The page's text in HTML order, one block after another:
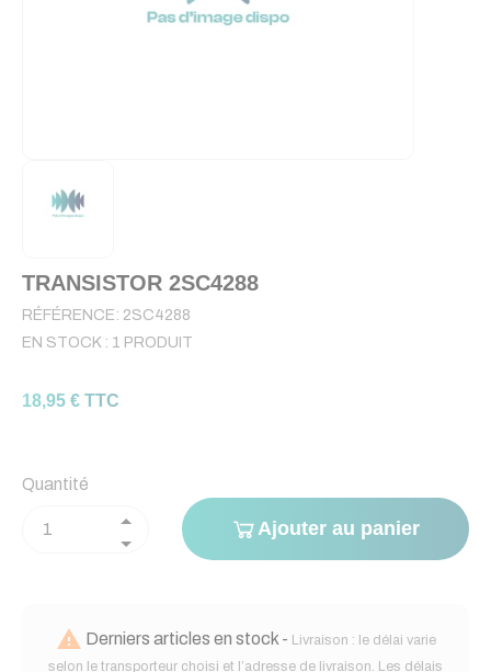
TRANSISTOR 2SC4288
RÉFÉRENCE: 2SC4288
EN STOCK : 1 PRODUIT
18,95 € TTC
Quantité
Ajouter au panier
 Derniers articles en stock - Livraison : le délai varie
selon le transporteur choisi et l’adresse de livraison. Les délais